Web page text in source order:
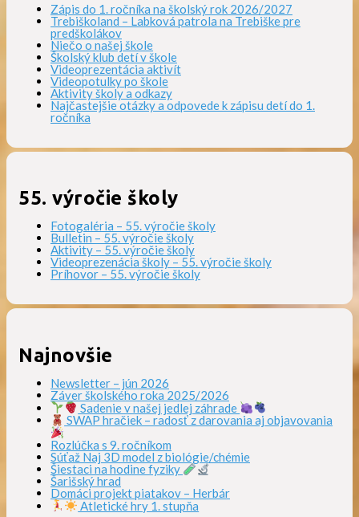
Zápis do 1. ročníka na školský rok 2026/2027
Trebiškoland – Labková patrola na Trebiške pre
predškolákov
Niečo o našej škole
Školský klub detí v škole
Videoprezentácia aktivít
Videopotulky po škole
Aktivity školy a odkazy
Najčastejšie otázky a odpovede k zápisu detí do 1.
ročníka
55. výročie školy
Fotogaléria – 55. výročie školy
Bulletin – 55. výročie školy
Aktivity – 55. výročie školy
Videoprezenácia školy – 55. výročie školy
Príhovor – 55. výročie školy
Najnovšie
Newsletter – jún 2026
Záver školského roka 2025/2026
Sadenie v našej jedlej záhrade
SWAP hračiek – radosť z darovania aj objavovania
Rozlúčka s 9. ročníkom
Súťaž Naj 3D model z biológie/chémie
Šiestaci na hodine fyziky
Šarišský hrad
Domáci projekt piatakov – Herbár
Atletické hry 1. stupňa